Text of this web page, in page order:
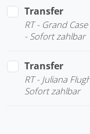
Transfer
RT - Grand
- Sofort zahlbar
Transfer
RT - Juliana
Sofort zahlbar